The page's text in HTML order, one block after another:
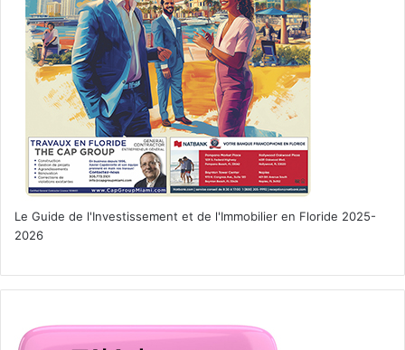
Le Guide de l'Investissement et de l'Immobilier en Floride 2025-
2026